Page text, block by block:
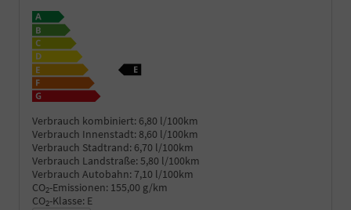
Verbrauch kombiniert: 6,80 l/100km
Verbrauch Innenstadt: 8,60 l/100km
Verbrauch Stadtrand: 6,70 l/100km
Verbrauch Landstraße: 5,80 l/100km
Verbrauch Autobahn: 7,10 l/100km
CO2-Emissionen: 155,00 g/km
CO2-Klasse: E